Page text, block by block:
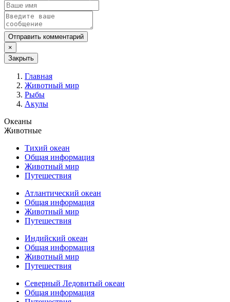
Отправить комментарий
×
Закрыть
Главная
Животный мир
Рыбы
Акулы
Океаны
Животные
Тихий океан
Общая информация
Животный мир
Путешествия
Атлантический океан
Общая информация
Животный мир
Путешествия
Индийский океан
Общая информация
Животный мир
Путешествия
Северный Ледовитый океан
Общая информация